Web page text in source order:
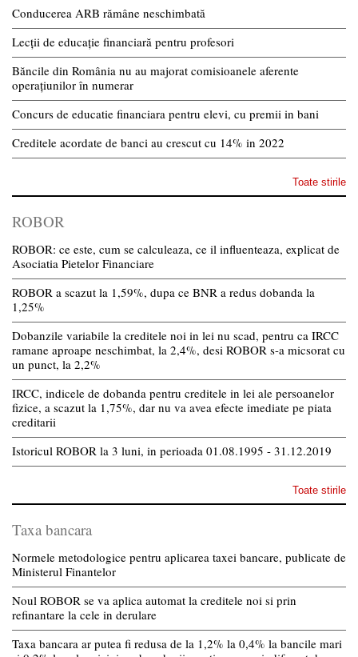
Conducerea ARB rămâne neschimbată
Lecții de educație financiară pentru profesori
Băncile din România nu au majorat comisioanele aferente
operațiunilor în numerar
Concurs de educatie financiara pentru elevi, cu premii in bani
Creditele acordate de banci au crescut cu 14% in 2022
Toate stirile
ROBOR
ROBOR: ce este, cum se calculeaza, ce il influenteaza, explicat de
Asociatia Pietelor Financiare
ROBOR a scazut la 1,59%, dupa ce BNR a redus dobanda la
1,25%
Dobanzile variabile la creditele noi in lei nu scad, pentru ca IRCC
ramane aproape neschimbat, la 2,4%, desi ROBOR s-a micsorat cu
un punct, la 2,2%
IRCC, indicele de dobanda pentru creditele in lei ale persoanelor
fizice, a scazut la 1,75%, dar nu va avea efecte imediate pe piata
creditarii
Istoricul ROBOR la 3 luni, in perioada 01.08.1995 - 31.12.2019
Toate stirile
Taxa bancara
Normele metodologice pentru aplicarea taxei bancare, publicate de
Ministerul Finantelor
Noul ROBOR se va aplica automat la creditele noi si prin
refinantare la cele in derulare
Taxa bancara ar putea fi redusa de la 1,2% la 0,4% la bancile mari